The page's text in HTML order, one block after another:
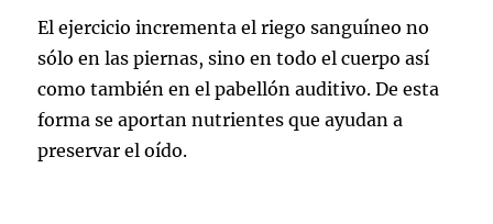
El ejercicio incrementa el riego sanguíneo no
sólo en las piernas, sino en todo el cuerpo así
como también en el pabellón auditivo. De esta
forma se aportan nutrientes que ayudan a
preservar el oído.